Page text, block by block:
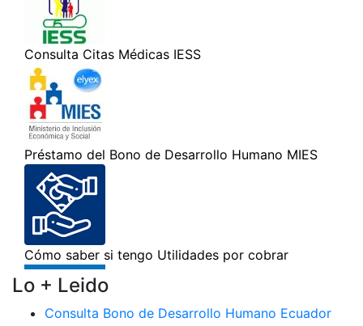
Lo + Leido
Consulta Bono de Desarrollo Humano Ecuador